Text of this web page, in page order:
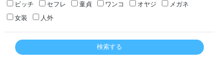
ビッチ
セフレ 童貞 ワンコ オヤジ
メガネ
女装
人外
検索する